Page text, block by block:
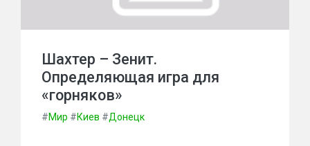
Шахтер – Зенит.
Определяющая игра для
«горняков»
#Мир #Киев #Донецк